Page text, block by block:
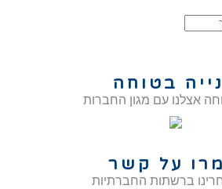
בטוחה
אצלנו עם מגון החברות
על קשר
ברשתות החברתיות